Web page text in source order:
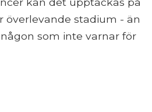
överlevande stadium - än
som inte varnar för